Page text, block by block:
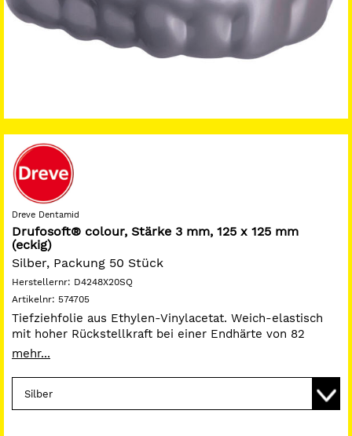
Dreve Dentamid
Drufosoft® colour, Stärke 3 mm, 125 x 125 mm
(eckig)
Silber, Packung 50 Stück
Herstellernr: D4248X20SQ
Artikelnr: 574705
Tiefziehfolie aus Ethylen-Vinylacetat. Weich-elastisch
mit hoher Rückstellkraft bei einer Endhärte von 82
Shore A. Laminierbar und bestens geeignet für
Mouthguard, Positioner und Dublierformen.
www.dentamid.dreve.de
mehr...